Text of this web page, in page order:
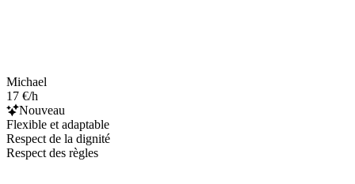
Michael
17 €/h
Nouveau
Flexible et adaptable
Respect de la dignité
Respect des règles